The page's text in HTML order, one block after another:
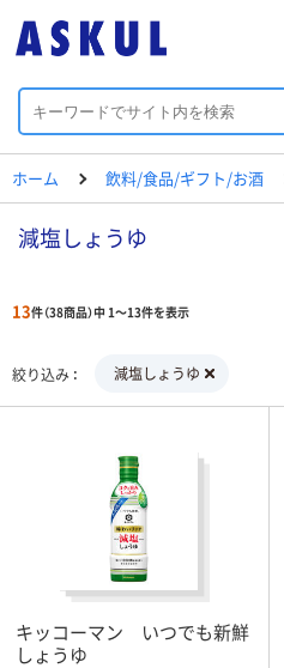
ホーム 飲料/食品/ギフト/お酒
減塩しょうゆ
13件（38商品）中 1～13件を表示
絞り込み 減塩しょうゆ
キッコーマン いつでも新鮮
しょうゆ